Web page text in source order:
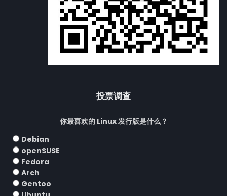
投票调查
你最喜欢的 Linux 发行版是什么？
Debian
openSUSE
Fedora
Arch
Gentoo